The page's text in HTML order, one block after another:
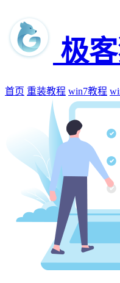
极
首页 重装教程 win7教程